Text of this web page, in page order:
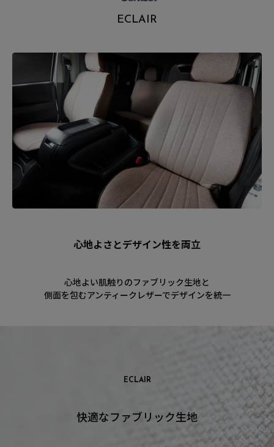
ECLAIR
心地よさとデザイン性を両立
心地よい肌触りのファブリック生地と
側面を包むアンティークレザーでデザインを統一
ECLAIR
快適なファブリック生地